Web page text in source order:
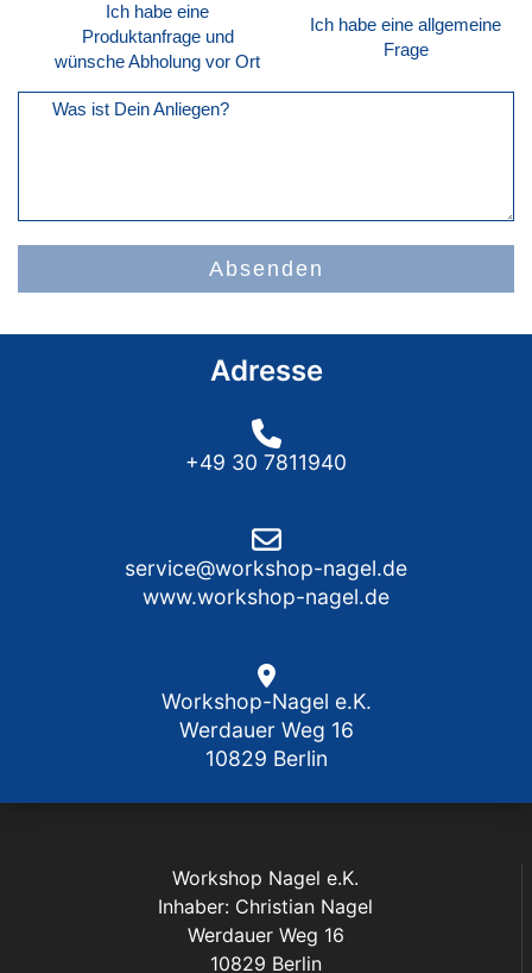
Ich habe eine
Produktanfrage und
wünsche Abholung vor Ort
Ich habe eine allgemeine
Frage
Was ist Dein Anliegen?
Absenden
Adresse
+49 30 7811940
service@workshop-nagel.de
www.workshop-nagel.de
Workshop-Nagel e.K.
Werdauer Weg 16
10829 Berlin
Workshop Nagel e.K.
Inhaber: Christian Nagel
Werdauer Weg 16
10829 Berlin